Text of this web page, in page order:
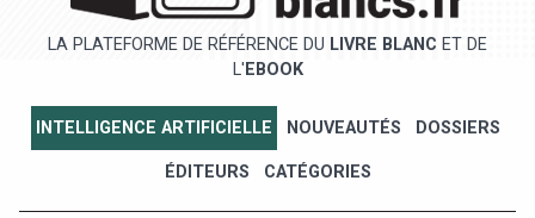
LA PLATEFORME DE RÉFÉRENCE DU LIVRE BLANC ET DE
L' EBOOK
INTELLIGENCE ARTIFICIELLE NOUVEAUTÉS DOSSIERS
ÉDITEURS CATÉGORIES